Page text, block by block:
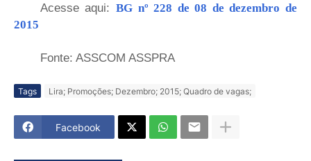
Acesse aqui: BG nº 228 de 08 de dezembro de
2015
Fonte: ASSCOM ASSPRA
Tags Lira; Promoções; Dezembro; 2015; Quadro de vagas;
Facebook